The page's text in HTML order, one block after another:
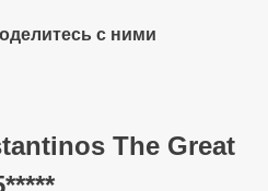
в 53 км от международного
из 4-этажного здания.
4000 м2. Пляж:
находится в 100 м от отеля,
PO BOX 33199, 5311,